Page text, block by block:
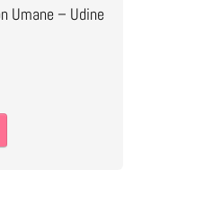
Umane – Udine